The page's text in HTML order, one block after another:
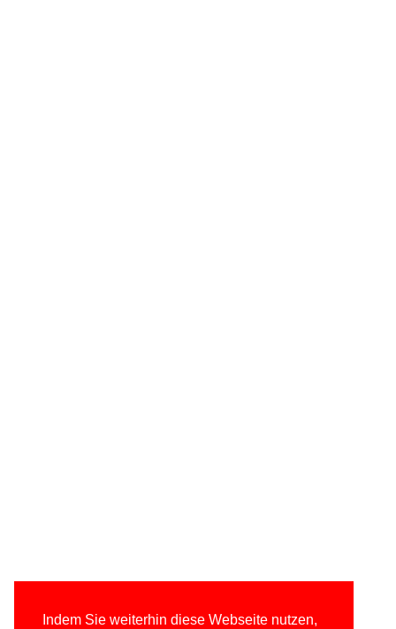
Indem Sie weiterhin diese Webseite nutzen,